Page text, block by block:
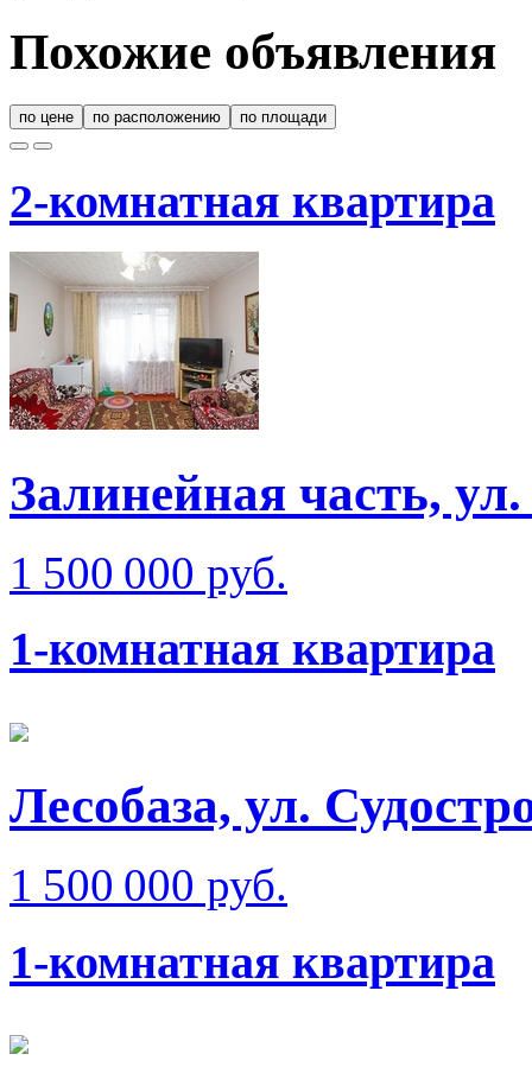
Похожие объявления
по цене по расположению по площади
2-комнатная квартира
Залинейная часть,
1 500 000 руб.
1-комнатная квартира
Лесобаза, ул.
1 500 000 руб.
1-комнатная квартира